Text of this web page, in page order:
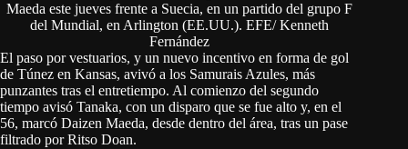
Maeda este jueves frente a Suecia, en un partido del grupo F
del Mundial, en Arlington (EE.UU.). EFE/ Kenneth
Fernández
El paso por vestuarios, y un nuevo incentivo en forma de gol
de Túnez en Kansas, avivó a los Samurais Azules, más
punzantes tras el entretiempo. Al comienzo del segundo
tiempo avisó Tanaka, con un disparo que se fue alto y, en el
56, marcó Daizen Maeda, desde dentro del área, tras un pase
filtrado por Ritso Doan.